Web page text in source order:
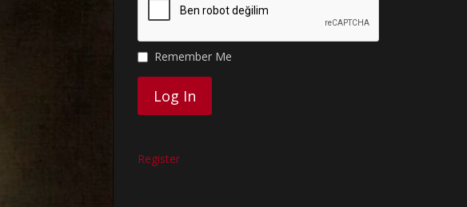
Remember Me
Register